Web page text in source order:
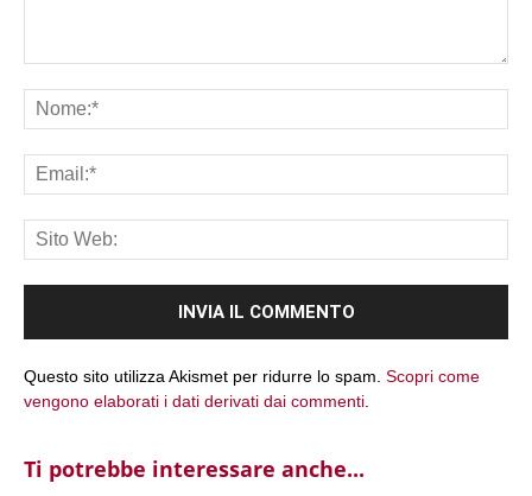
Questo sito utilizza Akismet per ridurre lo spam. Scopri come
vengono elaborati i dati derivati dai commenti
Ti potrebbe interessare anche...